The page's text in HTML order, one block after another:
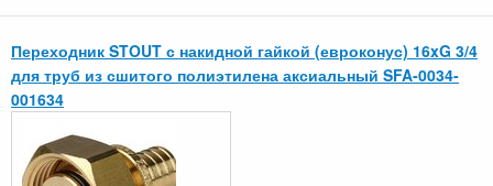
Переходник STOUT с накидной гайкой (евроконус) 16xG 3/4
для труб из сшитого полиэтилена аксиальный SFA-0034-
001634